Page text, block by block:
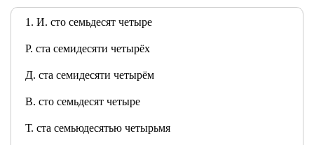
1. И. сто семьдесят четыре
Р. ста семидесяти четырёх
Д. ста семидесяти четырём
В. сто семьдесят четыре
Т. ста семьюдесятью четырьмя